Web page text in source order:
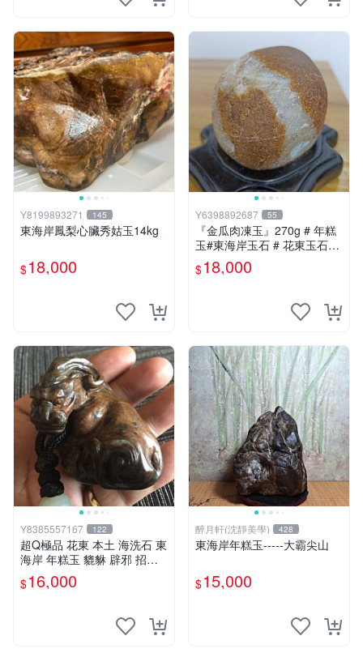
Y8199893271 145
東海岸鳳梨心臟秀姑玉14kg
$18,000
Y6398892687 55
『金瓜肉凍玉』270g # 年糕
玉#東海岸玉石 # 花東玉石#
總統石#台灣藍寶
$18,000
Y8385557167 122
超Q極品 花東 本土 海洗石 東
海岸 年糕玉 貔貅 辟邪 招財
（非 和田 和闐玉 白玉 羊脂
總統石）
$16,000
醉月軒(沈靜美學) 428
東海岸年糕玉-----大霸尖山
$15,000